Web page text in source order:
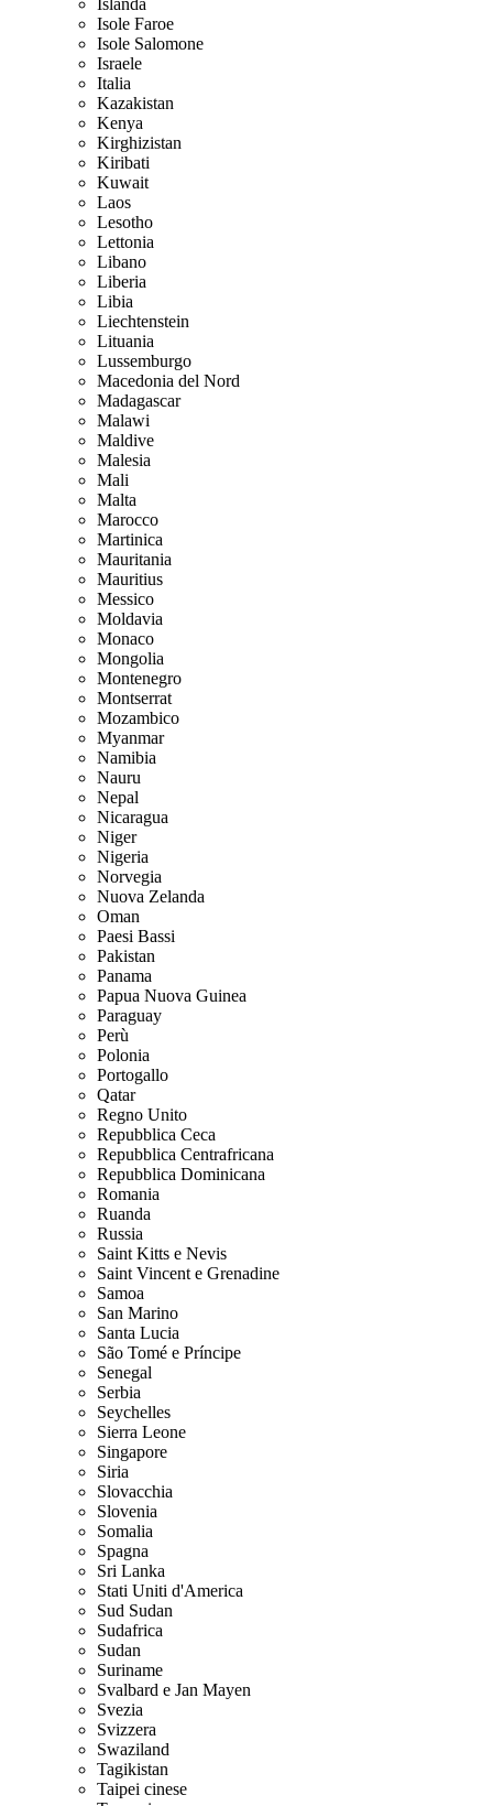
Islanda
Isole Faroe
Isole Salomone
Israele
Italia
Kazakistan
Kenya
Kirghizistan
Kiribati
Kuwait
Laos
Lesotho
Lettonia
Libano
Liberia
Libia
Liechtenstein
Lituania
Lussemburgo
Macedonia del Nord
Madagascar
Malawi
Maldive
Malesia
Mali
Malta
Marocco
Martinica
Mauritania
Mauritius
Messico
Moldavia
Monaco
Mongolia
Montenegro
Montserrat
Mozambico
Myanmar
Namibia
Nauru
Nepal
Nicaragua
Niger
Nigeria
Norvegia
Nuova Zelanda
Oman
Paesi Bassi
Pakistan
Panama
Papua Nuova Guinea
Paraguay
Perù
Polonia
Portogallo
Qatar
Regno Unito
Repubblica Ceca
Repubblica Centrafricana
Repubblica Dominicana
Romania
Ruanda
Russia
Saint Kitts e Nevis
Saint Vincent e Grenadine
Samoa
San Marino
Santa Lucia
São Tomé e Príncipe
Senegal
Serbia
Seychelles
Sierra Leone
Singapore
Siria
Slovacchia
Slovenia
Somalia
Spagna
Sri Lanka
Stati Uniti d'America
Sud Sudan
Sudafrica
Sudan
Suriname
Svalbard e Jan Mayen
Svezia
Svizzera
Swaziland
Tagikistan
Taipei cinese